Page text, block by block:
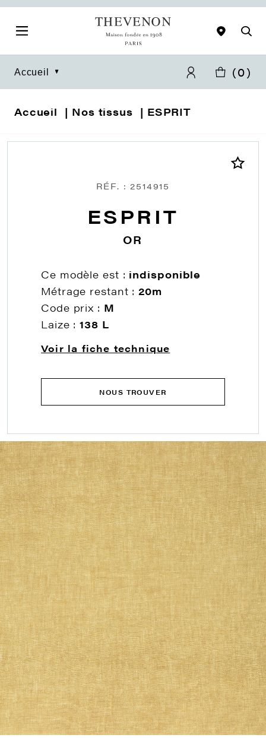
Accueil (0)
Accueil Nos tissus ESPRIT
RÉF. : 2514915
ESPRIT
OR
Ce modèle est : indisponible
Métrage restant :20m
Code prix : M
Laize :138 L
Voir la fiche technique
NOUS TROUVER